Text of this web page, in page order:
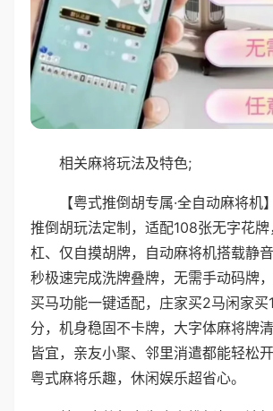
相关麻将玩法及特色;
【粤式推倒胡专属·全自动麻将机
推倒胡玩法定制，适配108张无字花
杠、仅自摸胡牌，自动麻将机搭载静
秒极速完成洗牌叠牌，无需手动码牌，
买马功能一键适配，庄家买2马闲家买
分，机身稳固不卡牌，大字体麻将牌
皆宜，亲友小聚、邻里消遣都能轻松
粤式麻将乐趣，休闲娱乐超省心。